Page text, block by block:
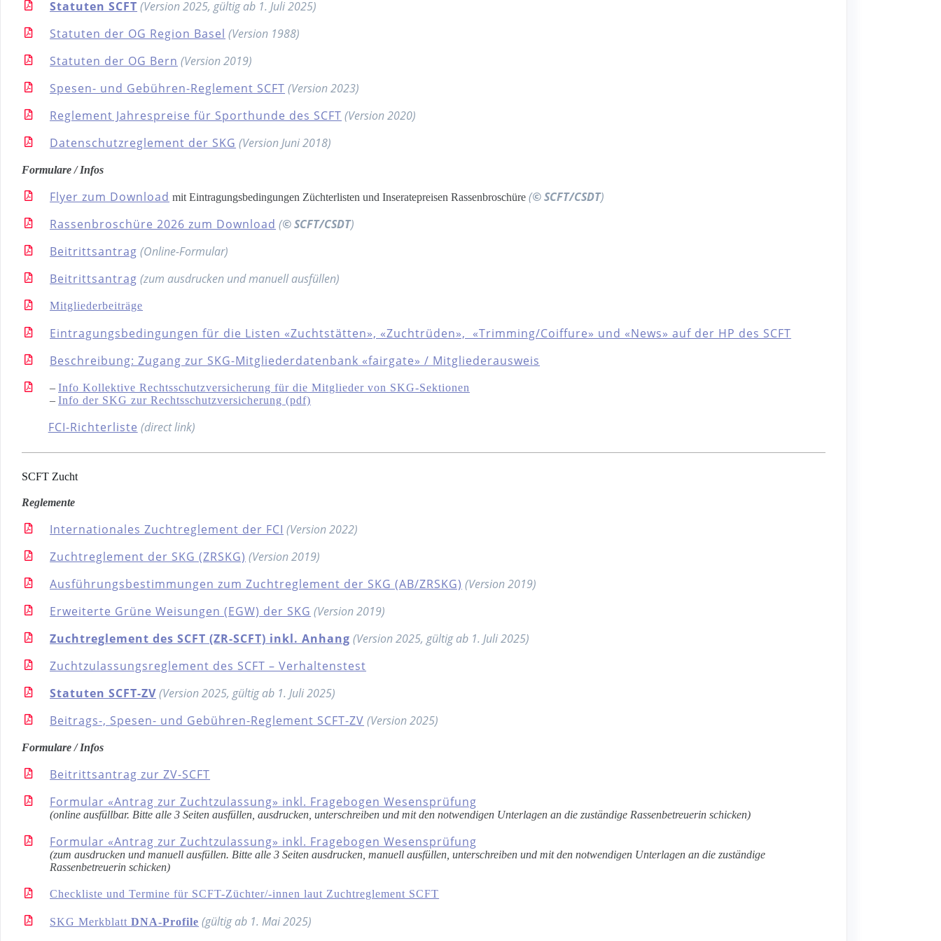
Statuten SCFT (Version 2025, gültig ab 1. Juli 2025)
Statuten der OG Region Basel (Version 1988)
Statuten der OG Bern (Version 2019)
Spesen- und Gebühren-Reglement SCFT (Version 2023)
Reglement Jahrespreise für Sporthunde des SCFT (Version 2020)
Datenschutzreglement der SKG (Version Juni 2018)
Formulare / Infos
Flyer zum Download mit Eintragungsbedingungen Züchterlisten und Inseratepreisen Rassenbroschüre (© SCFT/CSDT)
Rassenbroschüre 2026 zum Download (© SCFT/CSDT)
Beitrittsantrag (Online-Formular)
Beitrittsantrag (zum ausdrucken und manuell ausfüllen)
Mitgliederbeiträge
Eintragungsbedingungen für die Listen «Zuchtstätten», «Zuchtrüden», «Trimming/Coiffure» und «News» auf der HP des SCFT
Beschreibung: Zugang zur SKG-Mitgliederdatenbank «fairgate» / Mitgliederausweis
–Info Kollektive Rechtsschutzversicherung für die Mitglieder von SKG-Sektionen
–Info der SKG zur Rechtsschutzversicherung (pdf)
FCI-Richterliste (direct link)
SCFT Zucht
Reglemente
Internationales Zuchtreglement der FCI (Version 2022)
Zuchtreglement der SKG (ZRSKG) (Version 2019)
Ausführungsbestimmungen zum Zuchtreglement der SKG (AB/ZRSKG) (Version 2019)
Erweiterte Grüne Weisungen (EGW) der SKG (Version 2019)
Zuchtreglement des SCFT (ZR-SCFT) inkl. Anhang (Version 2025, gültig ab 1. Juli 2025)
Zuchtzulassungsreglement des SCFT – Verhaltenstest
Statuten SCFT-ZV(Version 2025, gültig ab 1. Juli 2025)
Beitrags-, Spesen- und Gebühren-Reglement SCFT-ZV (Version 2025)
Formulare / Infos
Beitrittsantrag zur ZV-SCFT
Formular «Antrag zur Zuchtzulassung» inkl. Fragebogen Wesensprüfung
(online ausfüllbar. Bitte alle 3 Seiten ausfüllen, ausdrucken, unterschreiben und mit den notwendigen Unterlagen an die zuständige Rassenbetreuerin schicken)
Formular «Antrag zur Zuchtzulassung» inkl. Fragebogen Wesensprüfung
(zum ausdrucken und manuell ausfüllen. Bitte alle 3 Seiten ausdrucken, manuell ausfüllen, unterschreiben und mit den notwendigen Unterlagen an die zuständige
Rassenbetreuerin schicken)
Checkliste und Termine für SCFT-Züchter/-innen laut Zuchtreglement SCFT
SKG MerkblattDNA-Profile (gültig ab 1. Mai 2025)